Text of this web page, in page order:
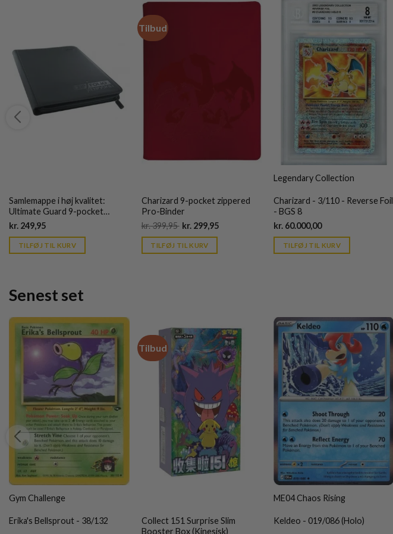
Samlemappe i høj kvalitet:
Ultimate Guard 9-pocket
ZipFolio XenoSkin - Sort
kr. 249,95Current
is:
kr. 39,95.
TILFØJ TIL KURV
Tilbud
Charizard 9-pocket zippered
Pro-Binder
kr.399,95 Original
was:
kr. 399,95.
kr.299,95Current
TILFØJ TIL KURV
Legendary Collection
Charizard - 3/110 - Reverse Foil
- BGS 8
kr. 60.000,00Current
is:
kr. 39,95.
TILFØJ TIL KURV
Senest set
Gym Challenge
Erika's Bellsprout - 38/132
Tilbud
Collect 151 Surprise Slim
Booster Box (Kinesisk)
ME04 Chaos Rising
Keldeo - 019/086 (Holo)